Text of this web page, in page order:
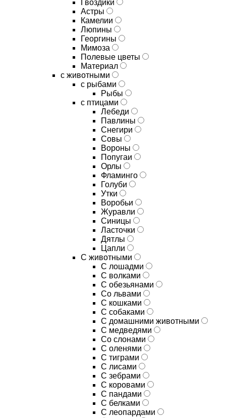
Гвоздики
Астры
Камелии
Люпины
Георгины
Мимоза
Полевые цветы
Материал
с животными
с рыбами
Рыбы
с птицами
Лебеди
Павлины
Снегири
Совы
Вороны
Попугаи
Орлы
Фламинго
Голуби
Утки
Воробьи
Журавли
Синицы
Ласточки
Дятлы
Цапли
С животными
С лошадми
С волками
С обезьянами
Со львами
С кошками
С собаками
С домашними животными
С медведями
Со слонами
С оленями
С тиграми
С лисами
С зебрами
С коровами
С пандами
С белками
С леопардами